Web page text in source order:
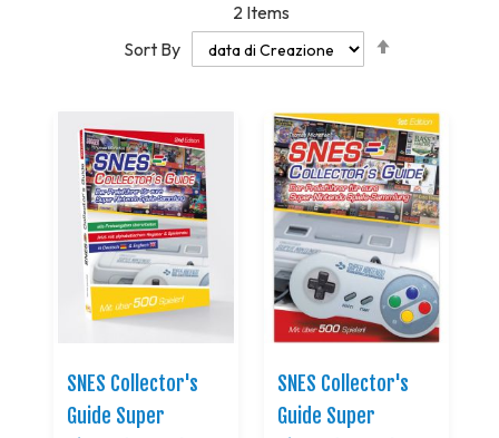
2Items
Sort By
SNES Collector's
Guide Super
SNES Collector's
Guide Super